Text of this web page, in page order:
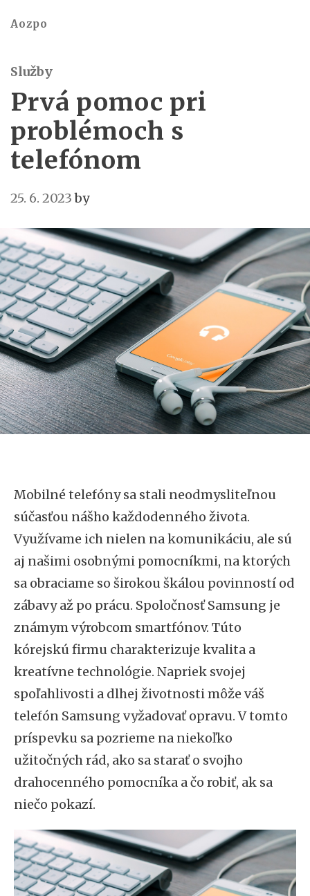
Aozpo
Služby
Prvá pomoc pri
problémoch s
telefónom
25. 6. 2023by
Mobilné telefóny sa stali neodmysliteľnou
súčasťou nášho každodenného života.
Využívame ich nielen na komunikáciu, ale sú
aj našimi osobnými pomocníkmi, na ktorých
sa obraciame so širokou škálou povinností od
zábavy až po prácu. Spoločnosť Samsung je
známym výrobcom smartfónov. Túto
kórejskú firmu charakterizuje kvalita a
kreatívne technológie. Napriek svojej
spoľahlivosti a dlhej životnosti môže váš
telefón Samsung vyžadovať opravu. V tomto
príspevku sa pozrieme na niekoľko
užitočných rád, ako sa starať o svojho
drahocenného pomocníka a čo robiť, ak sa
niečo pokazí.